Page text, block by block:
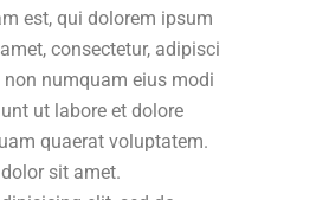
est, qui dolorem ipsum
consectetur, adipisci
non numquam eius modi
ut labore et dolore
quaerat voluptatem.
sit amet.